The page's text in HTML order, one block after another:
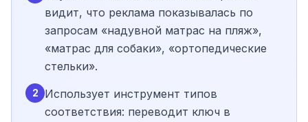
видит, что реклама показывалась по
запросам «надувной матрас на пляж»,
«матрас для собаки», «ортопедические
стельки».
2
Использует инструмент типов
соответствия: переводит ключ в